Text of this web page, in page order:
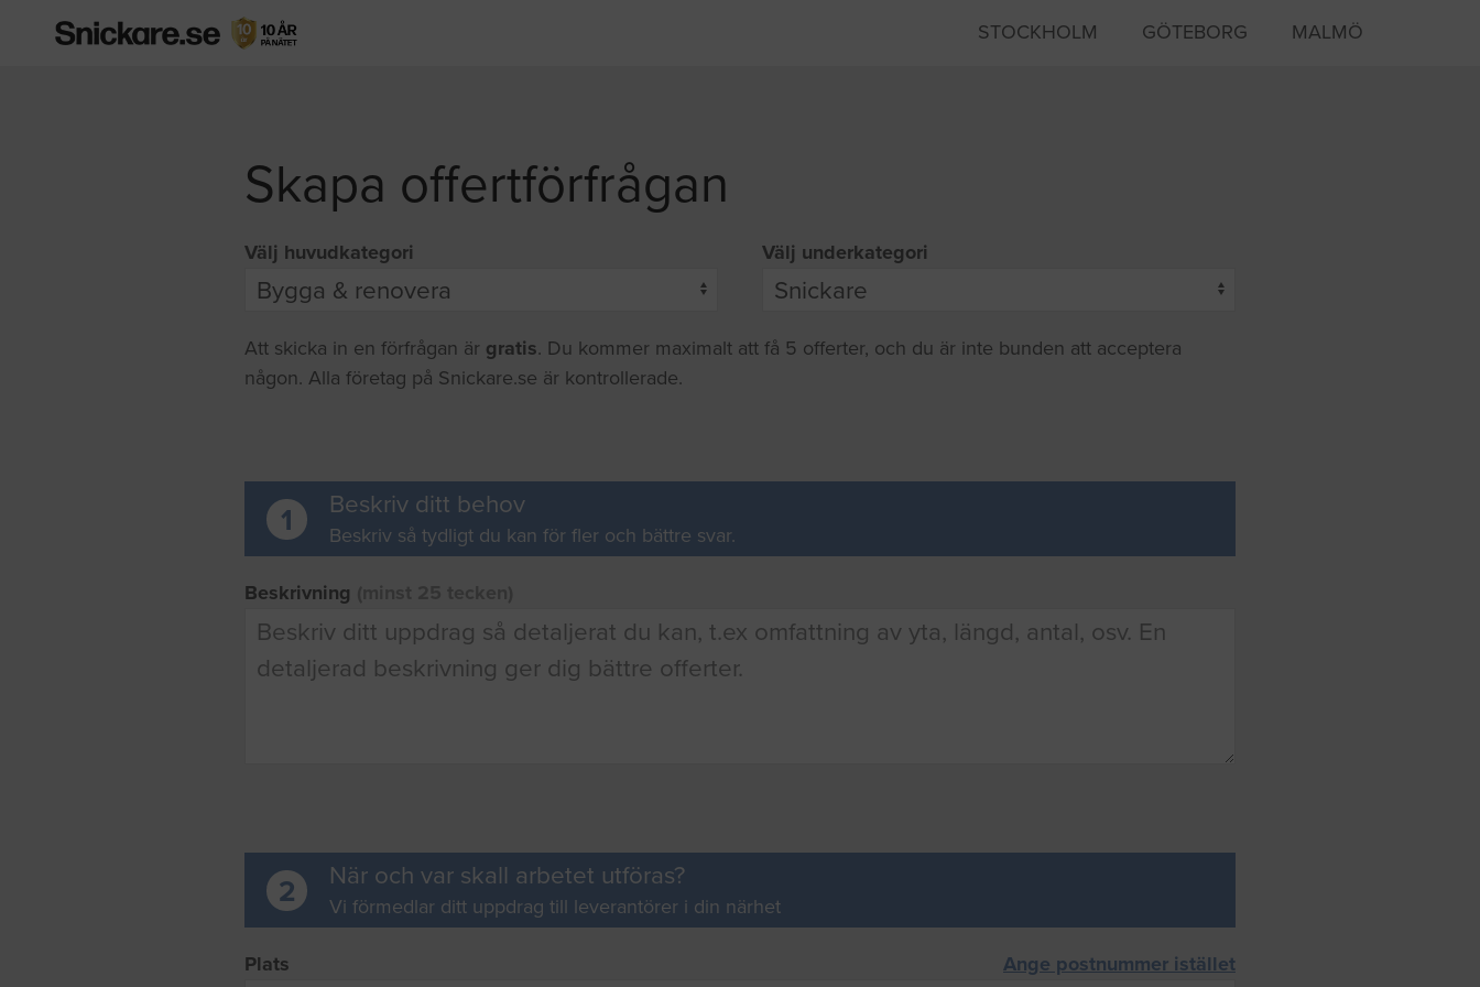
STOCKHOLM GÖTEBORG MALMÖ
Skapa offertförfrågan
Välj huvudkategori Välj underkategori
Att skicka in en förfrågan är gratis. Du kommer maximalt att få 5 offerter, och du är inte bunden att acceptera
någon. Alla företag på Snickare.se är kontrollerade.
1 Beskriv ditt behov
Beskriv så tydligt du kan för fler och bättre svar.
Beskrivning
2 När och var skall arbetet utföras?
Vi förmedlar ditt uppdrag till leverantörer i din närhet
Plats Ange postnummer istället